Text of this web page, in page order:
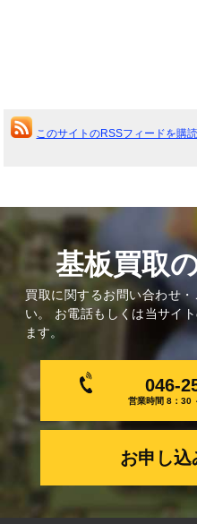
このサイトのRSSフィードを購読
基板買取
買取に関するお問い合わせ
い。 お電話もしくは当サイ
ます。
046-
営業時間 8：30
お申し込